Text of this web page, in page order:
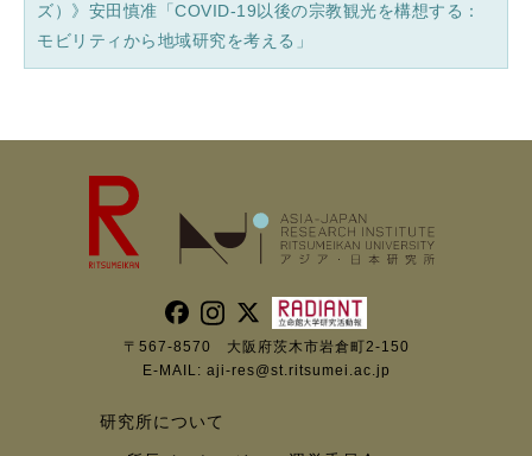
ズ）》安田慎准「COVID-19以後の宗教観光を構想する：
モビリティから地域研究を考える」
〒567-8570 大阪府茨木市岩倉町2-150
E-MAIL: aji-res@st.ritsumei.ac.jp
研究所について